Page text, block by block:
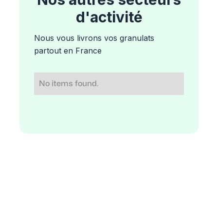
d'activité
Nous vous livrons vos granulats
partout en France
No items found.